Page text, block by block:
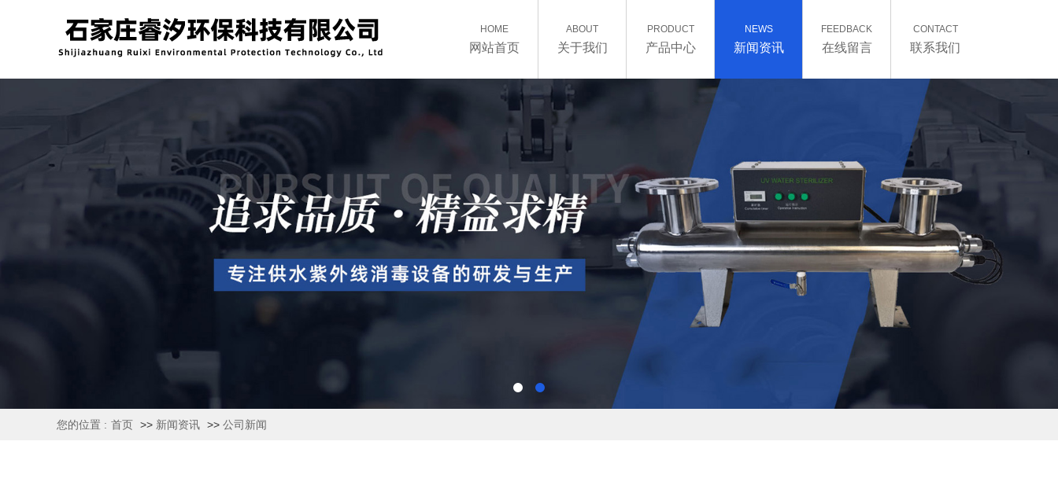
HOME
网站首页
ABOUT
关于我们
PRODUCT
产品中心
NEWS
新闻资讯
FEEDBACK
在线留言
CONTACT
联系我们
您的位置 : 首页 >> 新闻资讯 >> 公司新闻